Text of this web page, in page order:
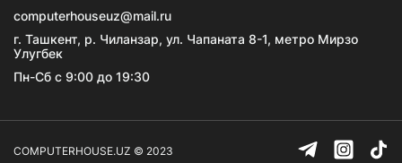
computerhouseuz@mail.ru
г. Ташкент, р. Чиланзар, ул. Чапаната 8-1, метро Мирзо
Улугбек
Пн-Сб с 9:00 до 19:30
COMPUTERHOUSE.UZ © 2023